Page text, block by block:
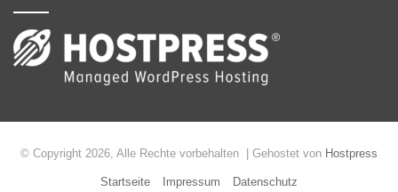
© Copyright 2026, Alle Rechte vorbehalten | Gehostet von Hostpress
Startseite Impressum Datenschutz